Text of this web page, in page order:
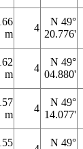
m
4
N 49°
20.776'
m
4
N 49°
04.880'
m
4
N 49°
14.077'
N 49°